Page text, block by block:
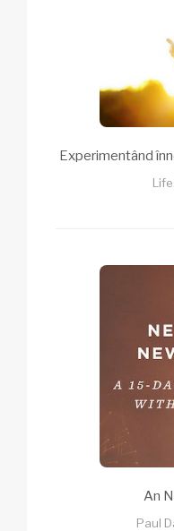
Experimentând
An
Paul